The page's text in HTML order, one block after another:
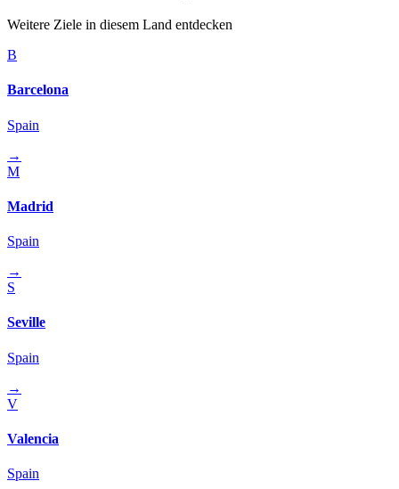
Weitere Ziele in diesem Land entdecken
B
Barcelona
Spain
→
M
Madrid
Spain
→
S
Seville
Spain
→
V
Valencia
Spain